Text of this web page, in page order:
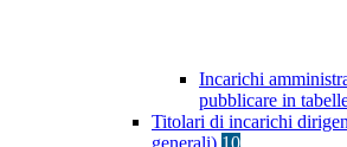
Incarichi
pubblicare in
Titolari di incarichi